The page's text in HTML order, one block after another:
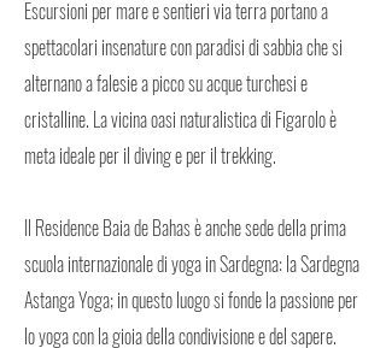
Escursioni per mare e sentieri via terra portano a
spettacolari insenature con paradisi di sabbia che si
alternano a falesie a picco su acque turchesi e
cristalline. La vicina oasi naturalistica di Figarolo è
meta ideale per il diving e per il trekking.
Il Residence Baia de Bahas è anche sede della prima
scuola internazionale di yoga in Sardegna: la Sardegna
Astanga Yoga; in questo luogo si fonde la passione per
lo yoga con la gioia della condivisione e del sapere.